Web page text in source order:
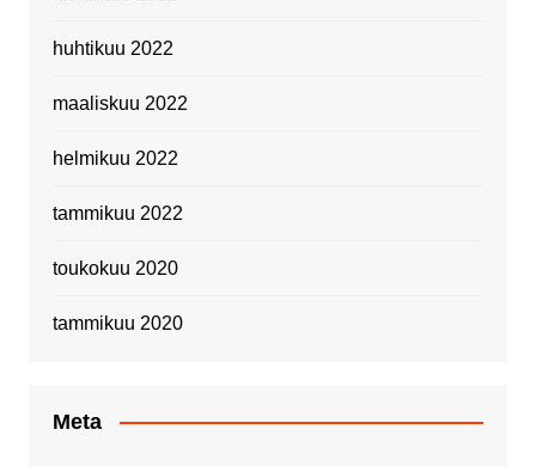
huhtikuu 2022
maaliskuu 2022
helmikuu 2022
tammikuu 2022
toukokuu 2020
tammikuu 2020
Meta